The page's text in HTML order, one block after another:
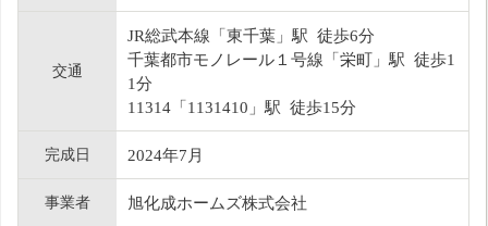
交通
JR総武本線「東千葉」駅 徒歩6分
千葉都市モノレール１号線「栄町」駅 徒歩1
1分
11314「1131410」駅 徒歩15分
完成日 2024年7月
事業者 旭化成ホームズ株式会社